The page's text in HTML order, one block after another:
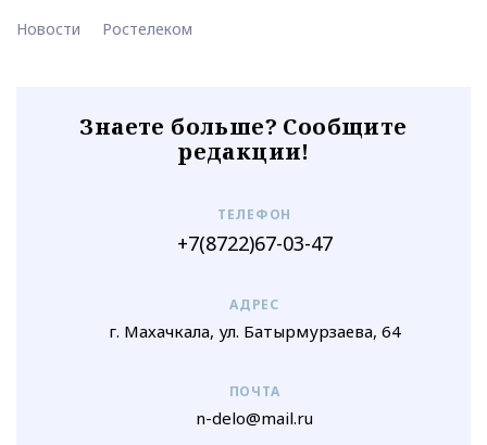
Новости Ростелеком
Знаете больше? Сообщите
редакции!
ТЕЛЕФОН
+7(8722)67-03-47
АДРЕС
г. Махачкала, ул. Батырмурзаева, 64
ПОЧТА
n-delo@mail.ru